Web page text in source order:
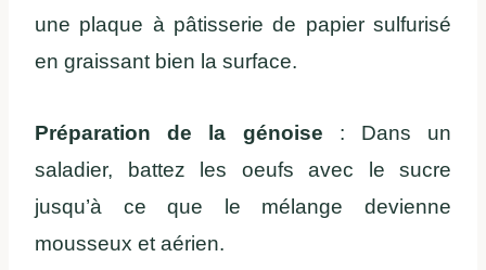
une plaque à pâtisserie de papier sulfurisé
en graissant bien la surface.
Préparation de la génoise : Dans un
saladier, battez les oeufs avec le sucre
jusqu’à ce que le mélange devienne
mousseux et aérien.